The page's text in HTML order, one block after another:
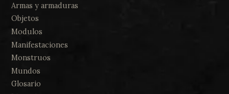
Armas y armaduras
Objetos
Modulos
Manifestaciones
Monstruos
Mundos
Glosario